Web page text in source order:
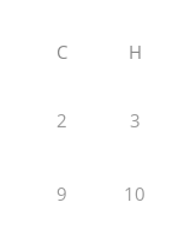
С Н
2 3
9 10